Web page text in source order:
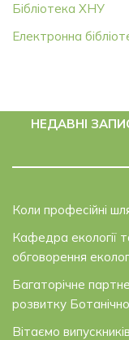
Бібліотека ХНУ
Електронна
НЕДАВНІ
Коли професійні
Кафедра екології
обговорення
Багаторічне
розвитку
Вітаємо